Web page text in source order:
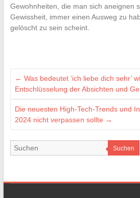
Gewohnheiten, die man sich aneignen
Gewissheit, immer einen Ausweg zu
gelöscht zu sein scheint.
← Was bedeutet ‘ich liebe dich sehr’
Entschlüsselung der Absichten und
Die neuesten High-Tech-Trends und
2024 nicht verpassen sollte →
Suchen